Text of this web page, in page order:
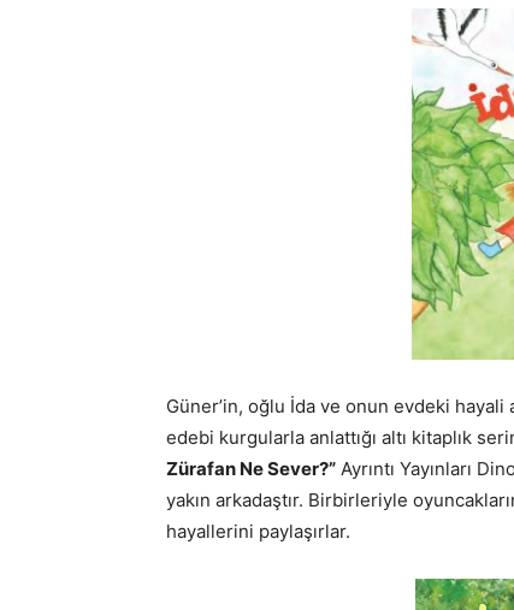
Güner’in, oğlu İda ve onun evdeki hayali
edebi kurgularla anlattığı altı kitaplık
Zürafan Ne Sever?” Ayrıntı Yayınları
yakın arkadaştır. Birbirleriyle
hayallerini paylaşırlar.